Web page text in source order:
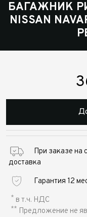
БАГАЖНИК
NISSAN
При заказе на
доставка
Гарантия 12
* в т.ч. НДС
** Предложение не